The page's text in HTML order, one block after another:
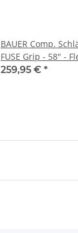
BAUER Comp.
FUSE Grip - 58" -
259,95 € *